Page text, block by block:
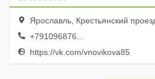
Ярославль, Крестьянский
+791096876...
https://vk.com/vnovikova85